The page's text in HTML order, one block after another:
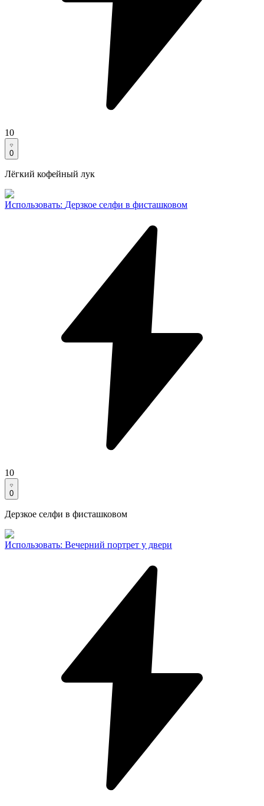
10
0
Лёгкий кофейный лук
Использовать: Дерзкое селфи в фисташковом
10
0
Дерзкое селфи в фисташковом
Использовать: Вечерний портрет у двери